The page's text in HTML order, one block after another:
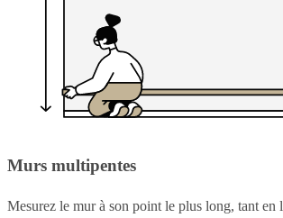
Murs multipentes
Mesurez le mur à son point le plus long, tant en